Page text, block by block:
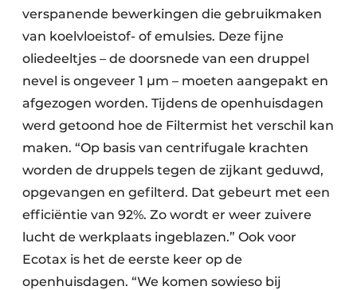
verspanende bewerkingen die gebruikmaken
van koelvloeistof- of emulsies. Deze fijne
oliedeeltjes – de doorsnede van een druppel
nevel is ongeveer 1 µm – moeten aangepakt en
afgezogen worden. Tijdens de openhuisdagen
werd getoond hoe de Filtermist het verschil kan
maken. “Op basis van centrifugale krachten
worden de druppels tegen de zijkant geduwd,
opgevangen en gefilterd. Dat gebeurt met een
efficiëntie van 92%. Zo wordt er weer zuivere
lucht de werkplaats ingeblazen.” Ook voor
Ecotax is het de eerste keer op de
openhuisdagen. “We komen sowieso bij